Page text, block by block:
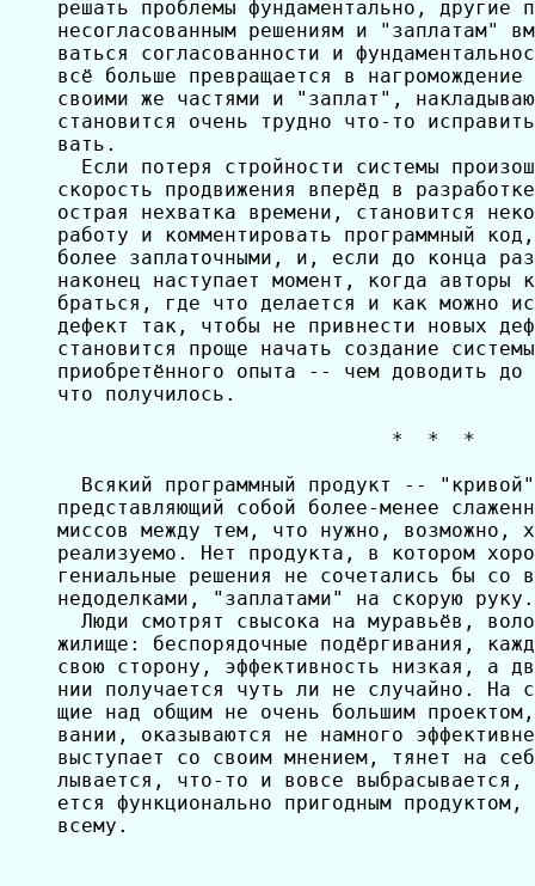
решать проблемы фундаментально, другие
несогласованным решениям и "заплатам"
ваться согласованности и
всё больше превращается в
своими же частями и "заплат",
становится очень трудно что-то
вать.
Если потеря стройности системы
скорость продвижения вперёд в
острая нехватка времени, становится
работу и комментировать программный
более заплаточными, и, если до конца
наконец наступает момент, когда авторы
браться, где что делается и как можно
дефект так, чтобы не привнести новых
становится проще начать создание
приобретённого опыта -- чем доводить до
что получилось.
                            *  *  *
Всякий программный продукт --
представляющий собой более-менее
миссов между тем, что нужно, возможно,
реализуемо. Нет продукта, в котором
гениальные решения не сочетались бы со
недоделками, "заплатами" на скорую руку.
Люди смотрят свысока на муравьёв,
жилище: беспорядочные подёргивания,
свою сторону, эффективность низкая, а
нии получается чуть ли не случайно. На
щие над общим не очень большим
вании, оказываются не намного
выступает со своим мнением, тянет на
лывается, что-то и вовсе
ется функционально пригодным
всему.